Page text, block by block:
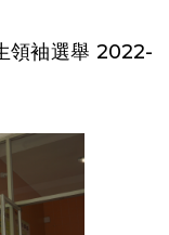
領袖選舉 2022-